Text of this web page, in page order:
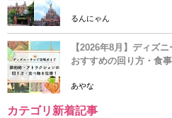
るんにゃん
【2026年8月】ディズ
おすすめの回り方・食
あやな
カテゴリ新着記事